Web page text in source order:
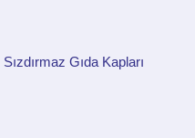
Sızdırmaz Gıda Kapları